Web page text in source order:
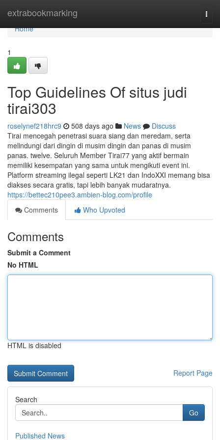
extrabookmarking
Home
Home
1
Top Guidelines Of situs judi
tirai303
roselynef218hrc9 508 days ago News
Discuss
Tirai mencegah penetrasi suara siang dan meredam, serta
melindungi dari dingin di musim dingin dan panas di musim
panas. twelve. Seluruh Member Tirai77 yang aktif bermain
memiliki kesempatan yang sama untuk mengikuti event ini.
Platform streaming ilegal seperti LK21 dan IndoXXI memang bisa
diakses secara gratis, tapi lebih banyak mudaratnya.
https://bettec210pee3.ambien-blog.com/profile
Comments
Who Upvoted
Comments
Submit a Comment
No HTML
HTML is disabled
Report Page
Search
Go
Published News